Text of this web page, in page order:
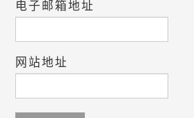
电子邮箱地址
网站地址